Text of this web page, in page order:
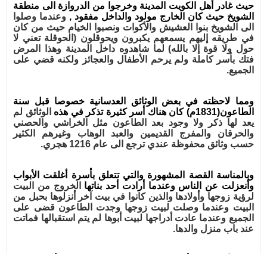
حيث غادر أهل الكويت المدينة وخرجوا من الدروازة الى منطقة
الشويخ حيث كان الخارج مولود والداخل مفقود , وعندما وصلوا
الى الشويخ بنوا العشيش والأكوات ونصبوا الخيام حيث من كان
في طريقه إليهم يسمعهم يكبرونويحوقلون (الحوقلة تعني لا
حول ولا قوة إلا بالله) لما شاهدوه داخل المدينة وهذا المرض
فتك بأسر كاملة ولم يرحم الأطفال والعجائز ولكنه قضي على
الجميع.
ومما لاحظته في بعض الوثائق العدسانية خصوصا قبل سنة
الطاعون(1831 م)كان هناك أسر كثيرة تذكر في هذه الوثائق لم
يعد لها ذكر ولا وجود بعد الطاعون مثل الخراشي والحصني
والحرقان والمفرج القديمين والعبد الوهاب وغيرهم الكثير
حسب وثائق محفوظة عندي ترجع الى عام1216 هجري.
وبالمناسة القصة المشهورة والتي تتعلق بأسرة أغلقت الأبواب
وأنعزلت عن الناس وعندما أرادت أحد بناتها
الخروج من البيت
لرؤية زوجها وأولادها والذين كانوا في بيت آخر أنزلوها بحبل من
البيت وعندما وصلت لبيت زوجها وجدت الطاعون قضى على
الجميع وعندما عادت أدراجها لبيت أبوها لم يتم استقبالها فماتت
عند باب منزل والدها.